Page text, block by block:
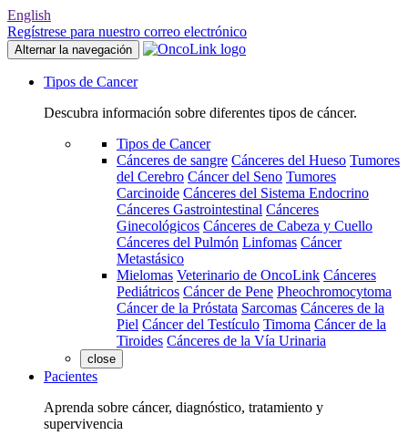
English
Regístrese para nuestro correo electrónico
Alternar la navegación
Tipos de Cancer
Descubra información sobre diferentes tipos de cáncer.
Tipos de Cancer
Cánceres de sangre Cánceres del Hueso Tumores
del Cerebro Cáncer del Seno Tumores
Carcinoide Cánceres del Sistema Endocrino
Cánceres Gastrointestinal Cánceres
Ginecológicos Cánceres de Cabeza y Cuello
Cánceres del Pulmón Linfomas Cáncer
Metastásico
Mielomas Veterinario de OncoLink Cánceres
Pediátricos Cáncer de Pene Pheochromocytoma
Cáncer de la Próstata Sarcomas Cánceres de la
Piel Cáncer del Testículo Timoma Cáncer de la
Tiroides Cánceres de la Vía Urinaria
close
Pacientes
Aprenda sobre cáncer, diagnóstico, tratamiento y
supervivencia